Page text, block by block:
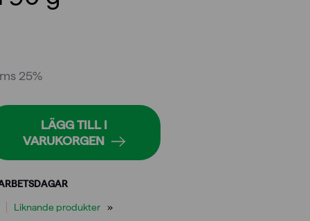
25%
LÄGG TILL I
VARUKORGEN
Liknande produkter